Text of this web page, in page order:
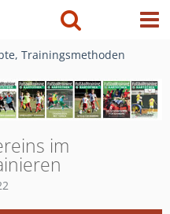
Trainingsmethoden
im